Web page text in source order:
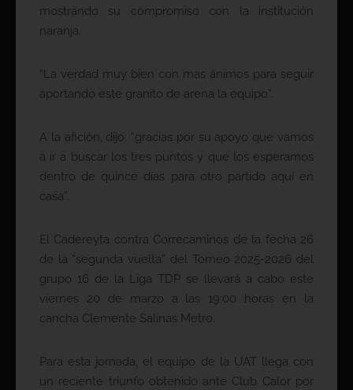
mostrando su compromiso con la institución
naranja.
“La verdad muy bien con mas ánimos para seguir
aportando este granito de arena la equipo”.
A la afición, dijo: “gracias por su apoyo que vamos
a ir a buscar los tres puntos y que los esperamos
dentro de quince días para otro partido aquí en
casa”.
El Cadereyta contra Correcaminos de la fecha 26
de la “segunda vuelta” del Torneo 2025-2026 del
grupo 16 de la Liga TDP se llevará a cabo este
viernes 20 de marzo a las 19:00 horas en la
cancha Clemente Salinas Metro.
Para esta jornada, el equipo de la UAT llega con
un reciente triunfo obtenido ante Club Calor por